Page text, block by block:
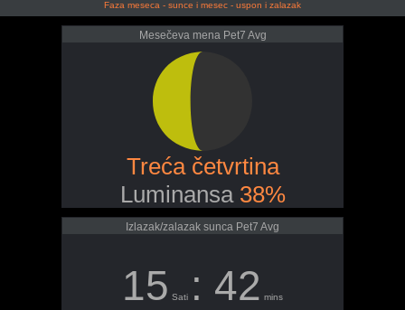
Faza meseca - sunce i mesec - uspon i zalazak
Mesečeva mena Pet7 Avg
Treća četvrtina
Luminansa 38%
Izlazak/zalazak sunca Pet7 Avg
15 Sati : 42 mins